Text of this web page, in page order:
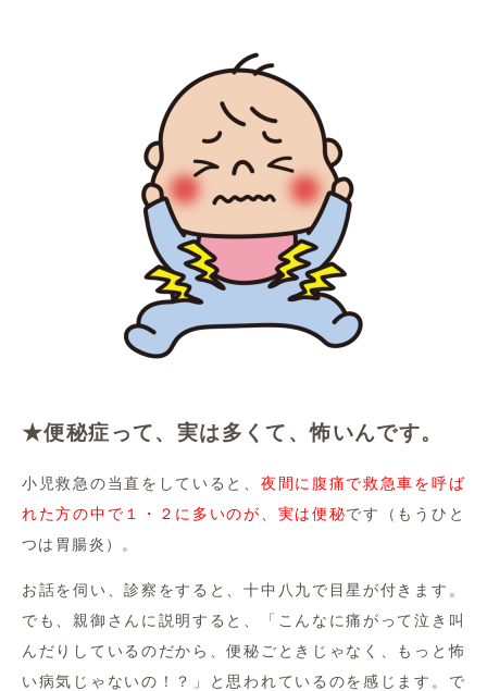
★便秘症って、実は多くて、怖いんです。
小児救急の当直をしていると、 夜間に腹痛で救急車を呼ば
れた方の中で１・２に多いのが、実は便秘です（もうひと
つは胃腸炎）。
お話を伺い、診察をすると、十中八九で目星が付きます。
でも、親御さんに説明すると、「こんなに痛がって泣き叫
んだりしているのだから、便秘ごときじゃなく、もっと怖
い病気じゃないの！？」と思われているのを感じます。で